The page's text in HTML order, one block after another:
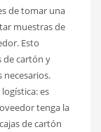
de tomar una
muestras de
Esto
de cartón y
es
tenga la
de cartón